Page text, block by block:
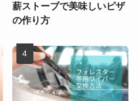
薪ストーブで美味しいピザ
の作り方